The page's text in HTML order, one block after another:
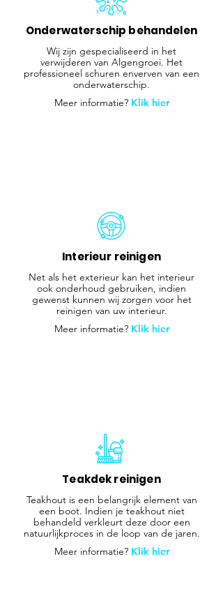
Onderwaterschip behandelen
Wij zijn gespecialiseerd in het
verwijderen van Algengroei. Het
professioneel schuren enverven van een
onderwaterschip.
Meer informatie? Klik hier
Interieur reinigen
Net als het exterieur kan het interieur
ook onderhoud gebruiken, indien
gewenst kunnen wij zorgen voor het
reinigen van uw interieur.
Meer informatie? Klik hier
Teakdek reinigen
Teakhout is een belangrijk element van
een boot. Indien je teakhout niet
behandeld verkleurt deze door een
natuurlijkproces in de loop van de jaren.
Meer informatie? Klik hier